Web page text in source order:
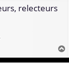
relecteurs
a